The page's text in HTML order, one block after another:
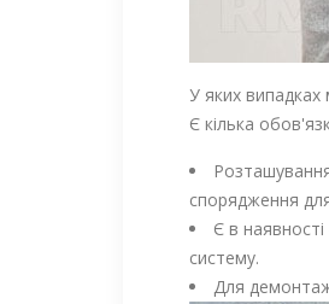
У яких
Є кілька
спорядження
Є в
систему.
Для